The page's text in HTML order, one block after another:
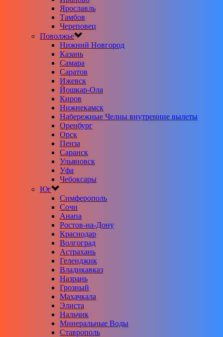
Ярославль
Тамбов
Череповец
Поволжье
Нижний Новгород
Казань
Самара
Саратов
Ижевск
Йошкар-Ола
Киров
Нижнекамск
Набережные Челны внутренние вылеты
Оренбург
Орск
Пенза
Саранск
Ульяновск
Уфа
Чебоксары
Юг
Симферополь
Сочи
Анапа
Ростов-на-Дону
Краснодар
Волгоград
Астрахань
Геленджик
Владикавказ
Назрань
Грозный
Махачкала
Элиста
Нальчик
Минеральные Воды
Ставрополь